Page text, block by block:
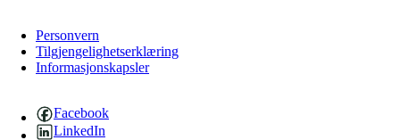
Personvern
Tilgjengelighetserklæring
Informasjonskapsler
Facebook
LinkedIn